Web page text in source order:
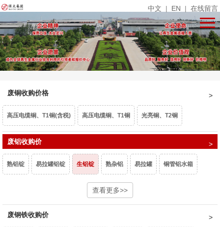
中文 | EN | 在线留言
废铜收购价格
高压电缆铜、T1铜(含税) 高压电缆铜、T1铜 光亮铜、T2铜
单线光亮铜
废紫杂铜、热水器（乘品位） 锡青铜95、663（乘品位） 机铜
黄铜沫
废铝收购价
熟铝锭 易拉罐铝锭 生铝锭 熟杂铝 易拉罐 铜管铝水箱
型材旧料 喷涂型材
6082白料 2系白料
查看更多>>
废钢铁收购价